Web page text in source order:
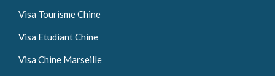
Visa Tourisme Chine
Visa Etudiant Chine
Visa Chine Marseille